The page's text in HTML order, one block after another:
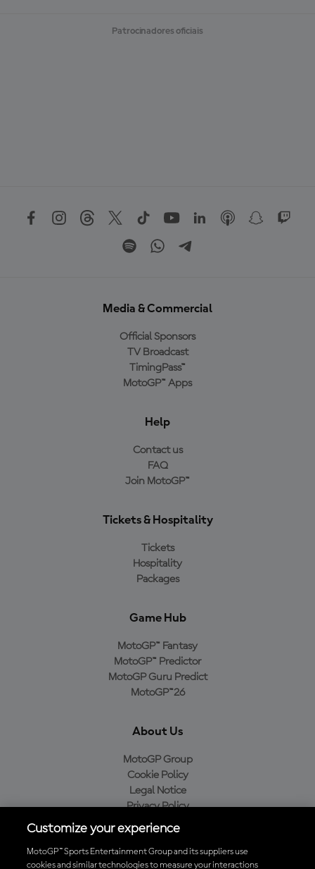
Patrocinadores oficiais
Media & Commercial
Official Sponsors
TV Broadcast
TimingPass™
MotoGP™ Apps
Help
Contact us
FAQ
Join MotoGP™
Tickets & Hospitality
Tickets
Hospitality
Packages
Game Hub
MotoGP™ Fantasy
MotoGP™ Predictor
MotoGP Guru Predict
MotoGP™26
About Us
MotoGP Group
Cookie Policy
Legal Notice
Privacy Policy
Purchase Policy
Customize your experience
MotoGP™ Sports Entertainment Group and its suppliers use
cookies and similar technologies to measure your interactions